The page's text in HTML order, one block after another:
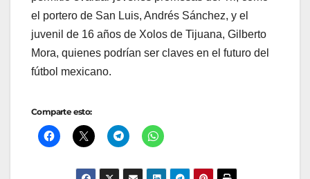
el portero de San Luis, Andrés Sánchez, y el
juvenil de 16 años de Xolos de Tijuana, Gilberto
Mora, quienes podrían ser claves en el futuro del
fútbol mexicano.
Comparte esto: